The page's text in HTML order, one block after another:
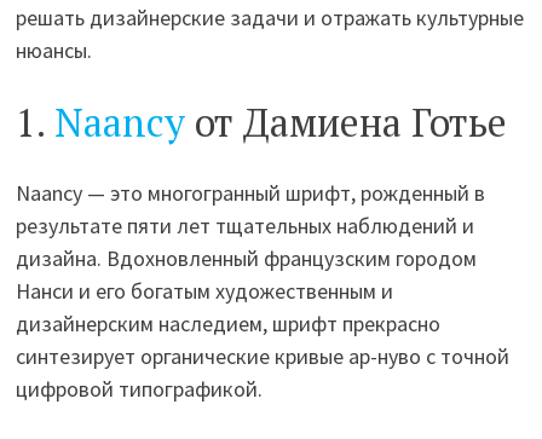
решать дизайнерские задачи и отражать культурные
нюансы.
1. Naancy от Дамиена Готье
Naancy — это многогранный шрифт, рожденный в
результате пяти лет тщательных наблюдений и
дизайна. Вдохновленный французским городом
Нанси и его богатым художественным и
дизайнерским наследием, шрифт прекрасно
синтезирует органические кривые ар-нуво с точной
цифровой типографикой.